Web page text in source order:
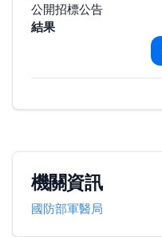
公開招標公告
結果
機關資訊
國防部軍醫局